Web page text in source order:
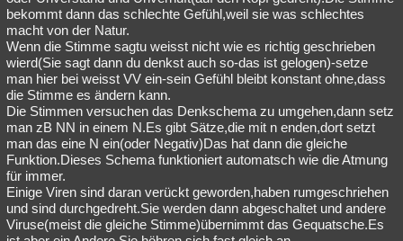
bekommt dann das schlechte Gefühl,weil sie was schlechtes
macht von der Natur.
Wenn die Stimme sagtu weisst nicht wie es richtig geschrieben
wierd(Sie sagt dann du denkst auch so-das ist gelogen)-setze
man hier bei weisst VV ein-sein Gefühl bleibt konstant ohne,dass
die Stimme es ändern kann.
Die Stimmen versuchen das Denkschema zu umgehen,dann setz
man zB NN in einem N.Es gibt Sätze,die mit n enden,dort setzt
man das eine N ein(oder Negativ)Das hat dann die gleiche
Funktion.Dieses Schema funktioniert automatsch wie die Atmung
für immer.
Einige Viren sind daran verückt geworden,haben rumgeschriehen
und sind durchgedreht.Sie werden dann abgeschaltet und andere
Viruse(meist die gleiche Stimme)übernimmt das Gequatsche.Es